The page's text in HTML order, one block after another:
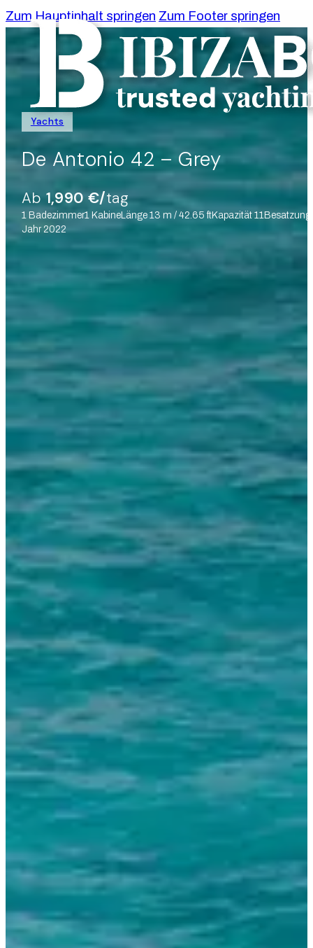
Zum Hauptinhalt springen Zum Footer springen
Yachts
De Antonio 42 – Grey
Ab 1,990 €/tag
1 Badezimmer1 KabineLänge 13 m / 42.65 ftKapazität 11Besatzung
Jahr 2022